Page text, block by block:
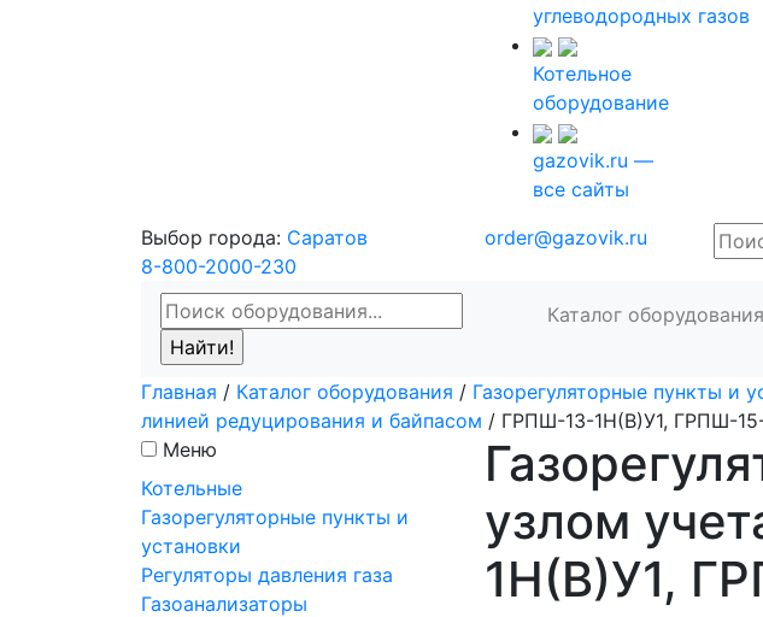
углеводородных газов
Котельное
оборудование
gazovik.ru —
все сайты
Выбор города: Саратов
8-800-2000-230
order@gazovik.ru
Каталог оборудования
Главная / Каталог оборудования / Газорегуляторные пункты и
линией редуцирования и байпасом / ГРПШ-13-1Н(В)У1, ГРПШ-
Меню
Котельные
Газорегуляторные пункты и
установки
Регуляторы давления газа
Газоанализаторы
узлом
1Н(В)У1,